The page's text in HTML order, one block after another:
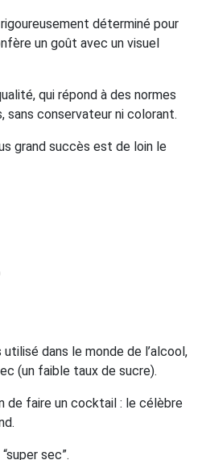
déterminé pour
un goût avec un visuel
qui répond à des normes
sans conservateur ni colorant.
grand succès est de loin le
dans le monde de l’alcool,
(un faible taux de sucre).
de faire un cocktail : le célèbre
sec”.